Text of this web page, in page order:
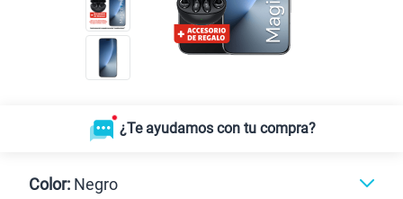
¿Te ayudamos con tu compra?
Color: Negro